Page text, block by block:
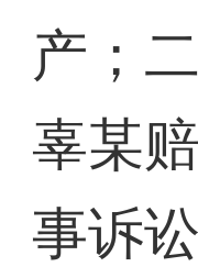
产；
辜某
事诉